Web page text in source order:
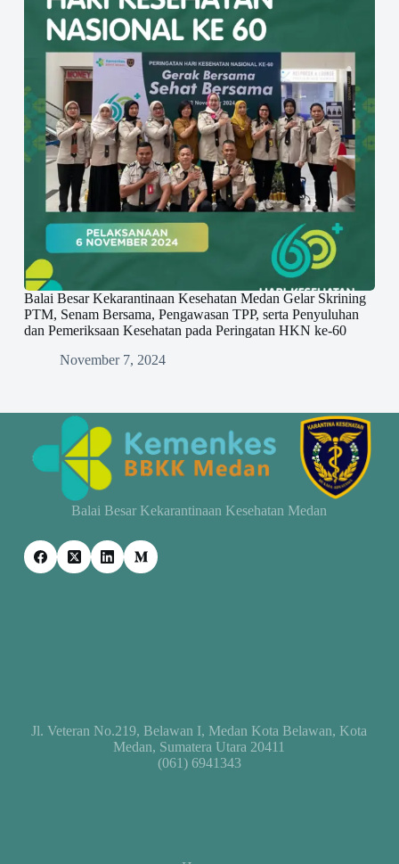
Balai Besar Kekarantinaan Kesehatan Medan Gelar Skrining
PTM, Senam Bersama, Pengawasan TPP, serta Penyuluhan
dan Pemeriksaan Kesehatan pada Peringatan HKN ke-60
November 7, 2024
Balai Besar Kekarantinaan Kesehatan Medan
Jl. Veteran No.219, Belawan I, Medan Kota Belawan, Kota
Medan, Sumatera Utara 20411
(061) 6941343